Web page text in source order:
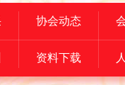
协会动态
资料下载